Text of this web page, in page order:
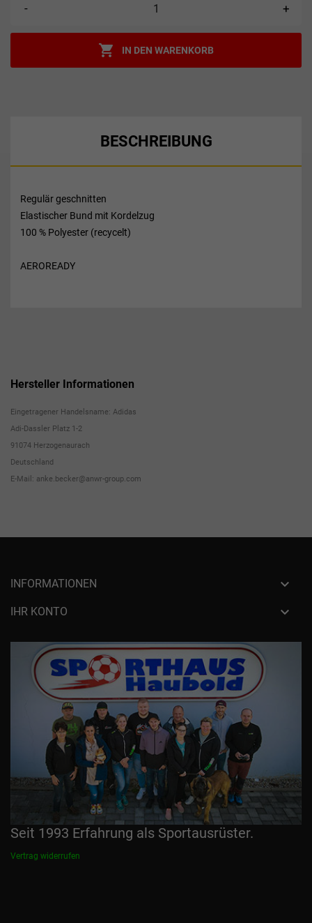
- +
 IN DEN WARENKORB
BESCHREIBUNG
Regulär geschnitten
Elastischer Bund mit Kordelzug
100 % Polyester (recycelt)
AEROREADY
Hersteller Informationen
Eingetragener Handelsname: Adidas
Adi-Dassler Platz 1-2
91074 Herzogenaurach
Deutschland
E-Mail: anke.becker@anwr-group.com
INFORMATIONEN 
IHR KONTO 
Seit 1993 Erfahrung als Sportausrüster.
Vertrag widerrufen